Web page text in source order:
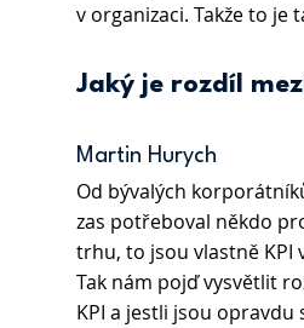
v organizaci. Takže to je
Jaký je rozdíl
Martin Hurych
Od bývalých
zas potřeboval někdo
trhu, to jsou vlastně KPI
Tak nám pojď vysvětlit
KPI a jestli jsou opravdu